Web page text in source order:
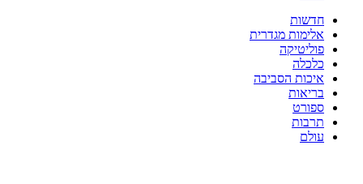
חדשות
אלימות מגדרית
פוליטיקה
כלכלה
איכות הסביבה
בריאות
ספורט
תרבות
עולם